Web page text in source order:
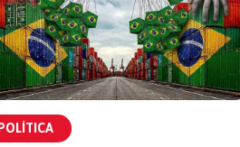
POLÍTICA